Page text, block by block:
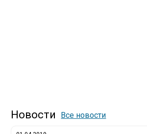
Новости Все новости